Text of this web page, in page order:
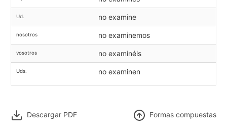
Ud. no examine
nosotros no examinemos
vosotros no examinéis
Uds. no examinen
Descargar PDF Formas compuestas